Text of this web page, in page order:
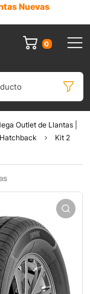
Nuevas
0
Outlet de Llantas |
Kit 2